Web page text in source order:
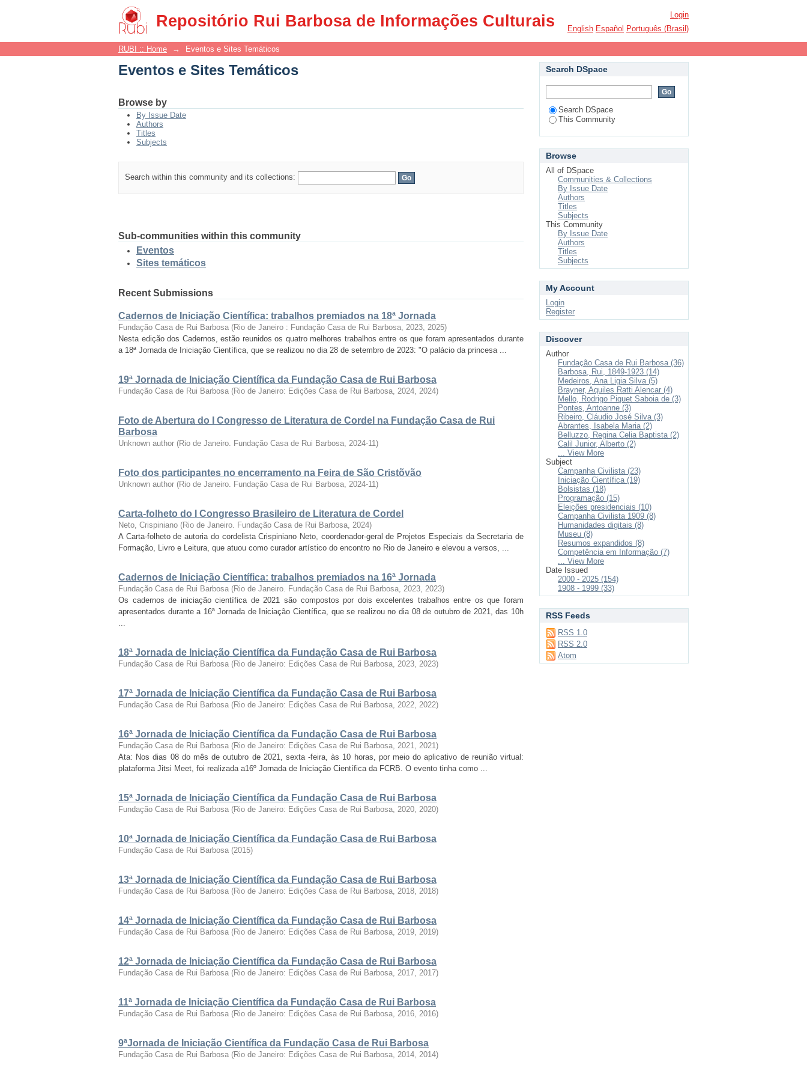
Repositório Rui Barbosa de Informações Culturais
Eventos e Sites Temáticos
Login
English Español Português (Brasil)
RUBI :: Home → Eventos e Sites Temáticos
Eventos e Sites Temáticos
Browse by
By Issue Date
Authors
Titles
Subjects
Search within this community and its collections:
Sub-communities within this community
Eventos
Sites temáticos
Recent Submissions
Cadernos de Iniciação Científica: trabalhos premiados na 18ª Jornada
Fundação Casa de Rui Barbosa (Rio de Janeiro : Fundação Casa de Rui Barbosa, 2023, 2025)
Nesta edição dos Cadernos, estão reunidos os quatro melhores trabalhos entre os que foram apresentados durante
a 18ª Jornada de Iniciação Científica, que se realizou no dia 28 de setembro de 2023: "O palácio da princesa ...
19ª Jornada de Iniciação Científica da Fundação Casa de Rui Barbosa
Fundação Casa de Rui Barbosa (Rio de Janeiro: Edições Casa de Rui Barbosa, 2024, 2024)
Foto de Abertura do I Congresso de Literatura de Cordel na Fundação Casa de Rui
Barbosa
Unknown author (Rio de Janeiro. Fundação Casa de Rui Barbosa, 2024-11)
Foto dos participantes no encerramento na Feira de São Cristõvão
Unknown author (Rio de Janeiro. Fundação Casa de Rui Barbosa, 2024-11)
Carta-folheto do I Congresso Brasileiro de Literatura de Cordel
Neto, Crispiniano (Rio de Janeiro. Fundação Casa de Rui Barbosa, 2024)
A Carta-folheto de autoria do cordelista Crispiniano Neto, coordenador-geral de Projetos Especiais da Secretaria de
Formação, Livro e Leitura, que atuou como curador artístico do encontro no Rio de Janeiro e elevou a versos, ...
Cadernos de Iniciação Científica: trabalhos premiados na 16ª Jornada
Fundação Casa de Rui Barbosa (Rio de Janeiro. Fundação Casa de Rui Barbosa, 2023, 2023)
Os cadernos de iniciação científica de 2021 são compostos por dois excelentes trabalhos entre os que foram
apresentados durante a 16ª Jornada de Iniciação Científica, que se realizou no dia 08 de outubro de 2021, das 10h
...
18ª Jornada de Iniciação Científica da Fundação Casa de Rui Barbosa
Fundação Casa de Rui Barbosa (Rio de Janeiro: Edições Casa de Rui Barbosa, 2023, 2023)
17ª Jornada de Iniciação Científica da Fundação Casa de Rui Barbosa
Fundação Casa de Rui Barbosa (Rio de Janeiro: Edições Casa de Rui Barbosa, 2022, 2022)
16ª Jornada de Iniciação Científica da Fundação Casa de Rui Barbosa
Fundação Casa de Rui Barbosa (Rio de Janeiro: Edições Casa de Rui Barbosa, 2021, 2021)
Ata: Nos dias 08 do mês de outubro de 2021, sexta -feira, às 10 horas, por meio do aplicativo de reunião virtual:
plataforma Jitsi Meet, foi realizada a16º Jornada de Iniciação Científica da FCRB. O evento tinha como ...
15ª Jornada de Iniciação Científica da Fundação Casa de Rui Barbosa
Fundação Casa de Rui Barbosa (Rio de Janeiro: Edições Casa de Rui Barbosa, 2020, 2020)
10ª Jornada de Iniciação Científica da Fundação Casa de Rui Barbosa
Fundação Casa de Rui Barbosa (2015)
13ª Jornada de Iniciação Científica da Fundação Casa de Rui Barbosa
Fundação Casa de Rui Barbosa (Rio de Janeiro: Edições Casa de Rui Barbosa, 2018, 2018)
14ª Jornada de Iniciação Científica da Fundação Casa de Rui Barbosa
Fundação Casa de Rui Barbosa (Rio de Janeiro: Edições Casa de Rui Barbosa, 2019, 2019)
12ª Jornada de Iniciação Científica da Fundação Casa de Rui Barbosa
Fundação Casa de Rui Barbosa (Rio de Janeiro: Edições Casa de Rui Barbosa, 2017, 2017)
11ª Jornada de Iniciação Científica da Fundação Casa de Rui Barbosa
Fundação Casa de Rui Barbosa (Rio de Janeiro: Edições Casa de Rui Barbosa, 2016, 2016)
9ªJornada de Iniciação Científica da Fundação Casa de Rui Barbosa
Fundação Casa de Rui Barbosa (Rio de Janeiro: Edições Casa de Rui Barbosa, 2014, 2014)
Search DSpace
Search DSpace
This Community
Browse
All of DSpace
Communities & Collections
By Issue Date
Authors
Titles
Subjects
This Community
By Issue Date
Authors
Titles
Subjects
My Account
Login
Register
Discover
Author
Fundação Casa de Rui Barbosa (36)
Barbosa, Rui, 1849-1923 (14)
Medeiros, Ana Ligia Silva (5)
Brayner, Aquiles Ratti Alencar (4)
Mello, Rodrigo Piquet Saboia de (3)
Pontes, Antoanne (3)
Ribeiro, Cláudio José Silva (3)
Abrantes, Isabela Maria (2)
Belluzzo, Regina Celia Baptista (2)
Calil Junior, Alberto (2)
... View More
Subject
Campanha Civilista (23)
Iniciação Científica (19)
Bolsistas (18)
Programação (15)
Eleições presidenciais (10)
Campanha Civilista 1909 (8)
Humanidades digitais (8)
Museu (8)
Resumos expandidos (8)
Competência em Informação (7)
... View More
Date Issued
2000 - 2025 (154)
1908 - 1999 (33)
RSS Feeds
RSS 1.0
RSS 2.0
Atom